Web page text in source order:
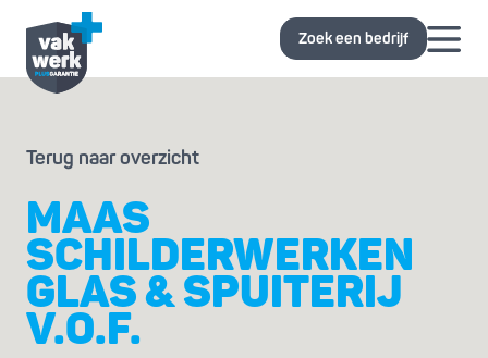
Zoek een bedrijf
Terug naar overzicht
MAAS
SCHILDERWERKEN
GLAS & SPUITERIJ
V.O.F.